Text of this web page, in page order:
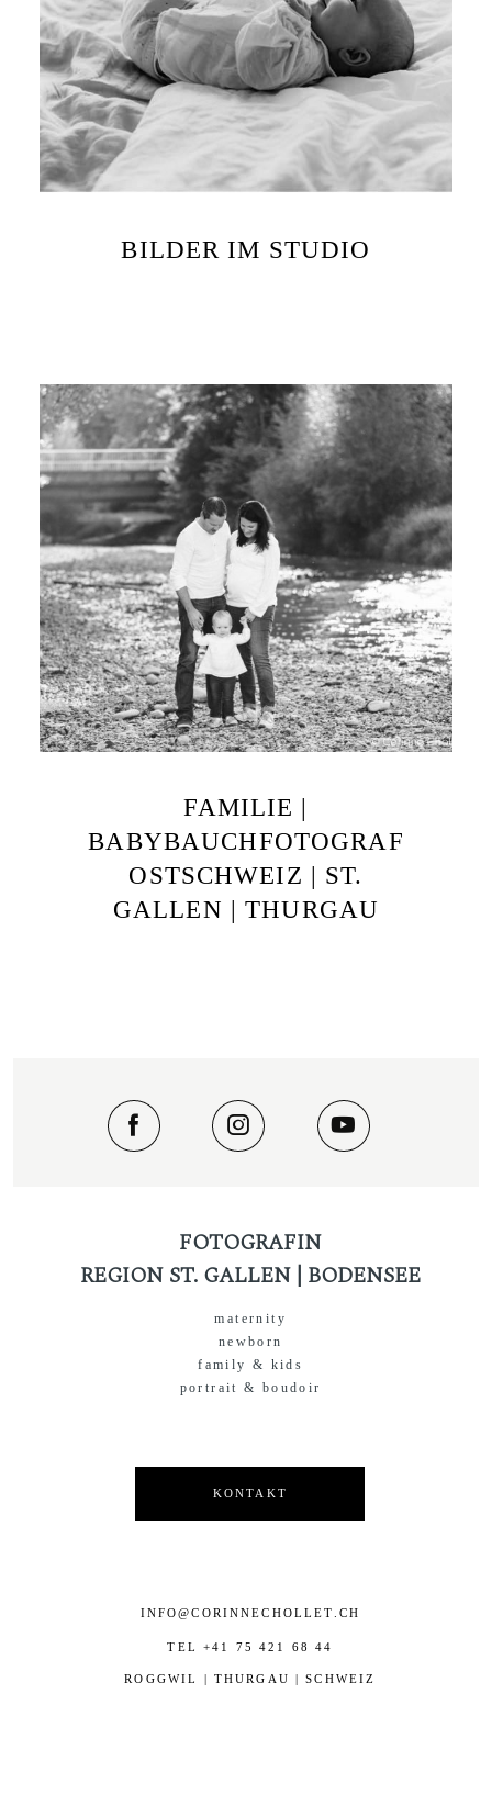
BILDER IM STUDIO
FAMILIE |
BABYBAUCHFOTOGRAF
OSTSCHWEIZ | ST.
GALLEN | THURGAU
FOTOGRAFIN
REGION ST. GALLEN | BODENSEE
INFO@CORINNECHOLLET.CH
TEL +41 75 421 68 44
maternity
newborn
family & kids
portrait & boudoir
ROGGWIL | THURGAU | SCHWEIZ
KONTAKT